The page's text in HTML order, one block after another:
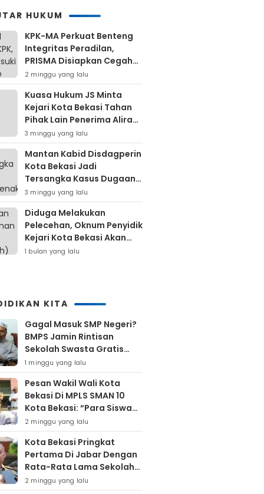
HUKUM
KPK-MA Perkuat Benteng
Integritas Peradilan,
PRISMA Disiapkan Cegah
Korupsi Sejak Hulu
2 minggu yang lalu
Kuasa Hukum JS Minta
Kejari Kota Bekasi Tahan
Pihak Lain Penerima Aliran
Dana Rp80 Juta
3 minggu yang lalu
Mantan Kabid Disdagperin
Kota Bekasi Jadi
Tersangka Kasus Dugaan
Pungli MCK Pasar
Bantargebang
3 minggu yang lalu
Diduga Melakukan
Pelecehan, Oknum Penyidik
Kejari Kota Bekasi Akan
Dilaporkan
1 bulan yang lalu
KITA
Gagal Masuk SMP Negeri?
BMPS Jamin Rintisan
Sekolah Swasta Gratis
Untuk Masyarakat Kota
Bekasi
1 minggu yang lalu
Pesan Wakil Wali Kota
Bekasi Di MPLS SMAN 10
Kota Bekasi: “Para Siswa
Hindari Perilaku Yang
Bertentangan Dengan
Norma Masyarakat
Maupun Agama”
2 minggu yang lalu
Kota Bekasi Pringkat
Pertama Di Jabar Dengan
Rata-Rata Lama Sekolah
Di Atas 12 Tahun
2 minggu yang lalu